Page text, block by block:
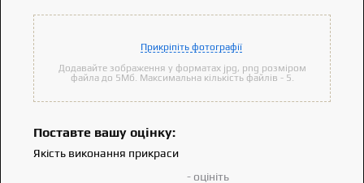
Прикріпіть фотографії
Додавайте зображення у форматах jpg, png розміром
файла до 5Мб. Максимальна кількість файлів - 5.
Поставте вашу оцінку:
Якість виконання прикраси
- оцініть